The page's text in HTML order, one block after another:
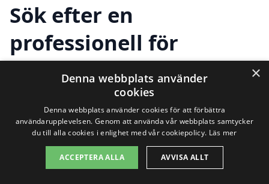
Sök efter en
professionell för
takbyte i andra städer
nära Tidö-Lindö
Att hitta rätt hjälp för takbyte i Tidö-Lindö
kan ibland kännas som en utmaning. Men
×
Denna webbplats använder
cookies
Denna webbplats använder cookies för att förbättra
användarupplevelsen. Genom att använda vår webbplats samtycker
du till alla cookies i enlighet med vår cookiepolicy. Läs mer
ACCEPTERA ALLA AVVISA ALLT